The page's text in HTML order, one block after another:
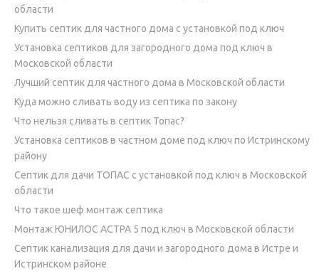
области
Купить септик для частного дома с установкой под ключ
Установка септиков для загородного дома под ключ в
Московской области
Лучший септик для частного дома в Московской области
Куда можно сливать воду из септика по закону
Что нельзя сливать в септик Топас?
Установка септиков в частном доме под ключ по Истринскому
району
Септик для дачи ТОПАС с установкой под ключ в Московской
области
Что такое шеф монтаж септика
Монтаж ЮНИЛОС АСТРА 5 под ключ в Московской области
Септик канализация для дачи и загородного дома в Истре и
Истринском районе